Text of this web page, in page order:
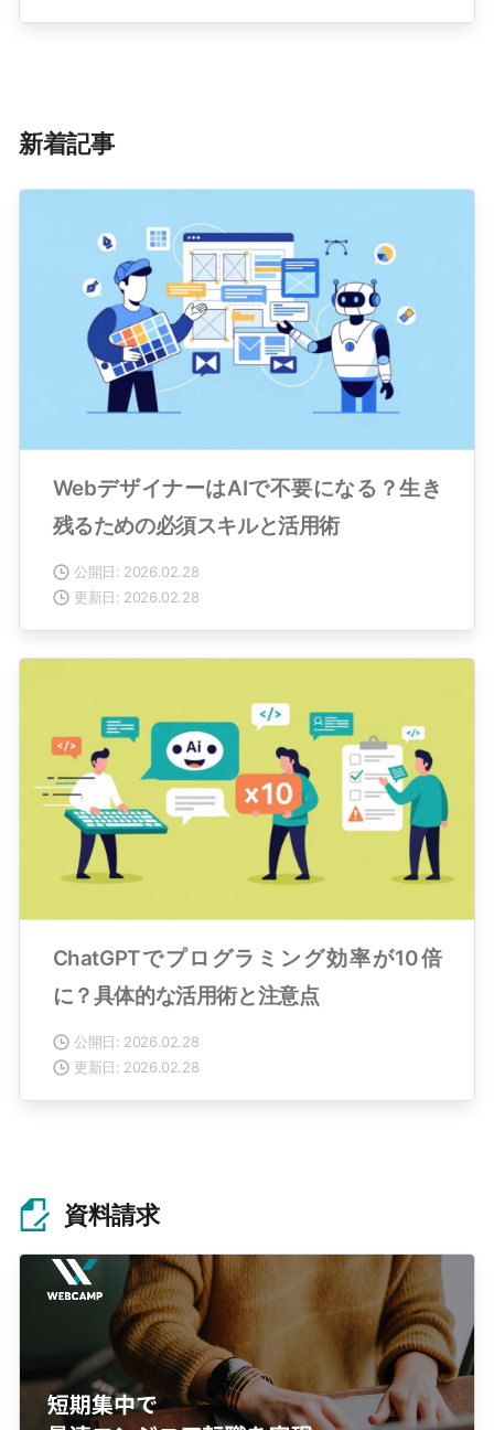
新着記事
WebデザイナーはAIで不要になる？生き
残るための必須スキルと活用術
公開日: 2026.02.28
更新日: 2026.02.28
ChatGPTでプログラミング効率が10倍
に？具体的な活用術と注意点
公開日: 2026.02.28
更新日: 2026.02.28
資料請求